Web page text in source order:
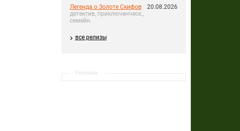
Легенда о Золоте Скифов
детектив, приключенческ.,
семейн.
20.08.2026
все релизы
Реклама